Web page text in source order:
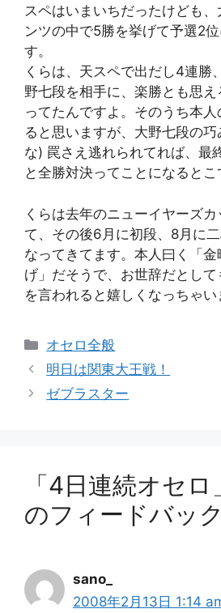
スペはいまいちだったけども、
ンツの中で5勝を挙げて予選2
す。
くらは、天スペで出だし4連勝
野七段を相手に、楽勝とも思
ってたんですよ。そのうち本
ると思いますが、大野七段の巧
な) 罠さえ逃れられてれば、最
と全勝対決ってことになるとこ
くらは去年のニューイヤーズ
て、その後6月に初段、8月に
なってきてます。本人曰く「
げ」だそうで、お世辞だとして
を言われると嬉しくなっちゃい
カ
テ
ゴ
リ
オセロ全般
明日は関東大王戦！
ゼブラスター
「4日連続オセ
のフィードバック
sano_
2008年2月13日 1:14